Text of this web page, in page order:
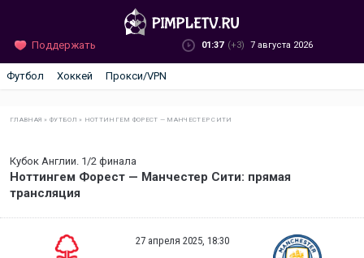
Поддержать 01:37 (+3) 7 августа 2026
Футбол Хоккей Прокси/VPN
ГЛАВНАЯ »ФУТБОЛ » НОТТИНГЕМ ФОРЕСТ — МАНЧЕСТЕР СИТИ
Кубок Англии. 1/2 финала
Ноттингем Форест — Манчестер Сити: прямая
трансляция
27 апреля 2025, 18:30